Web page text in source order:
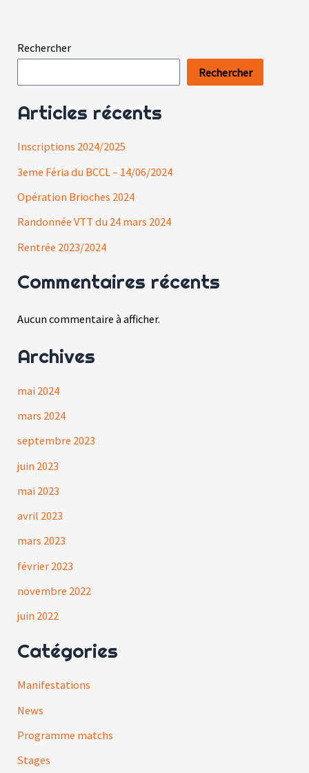
Rechercher
Rechercher
Articles récents
Inscriptions 2024/2025
3eme Féria du BCCL – 14/06/2024
Opération Brioches 2024
Randonnée VTT du 24 mars 2024
Rentrée 2023/2024
Commentaires récents
Aucun commentaire à afficher.
Archives
mai 2024
mars 2024
septembre 2023
juin 2023
mai 2023
avril 2023
mars 2023
février 2023
novembre 2022
juin 2022
Catégories
Manifestations
News
Programme matchs
Stages